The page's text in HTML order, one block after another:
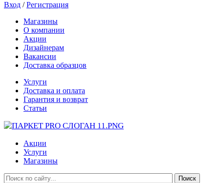
Вход /Регистрация
Магазины
О компании
Акции
Дизайнерам
Вакансии
Доставка образцов
Услуги
Доставка и оплата
Гарантия и возврат
Статьи
Акции
Услуги
Магазины